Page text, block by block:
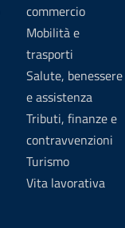
commercio
Mobilità e
trasporti
Salute, benessere
e assistenza
Tributi, finanze e
contravvenzioni
Turismo
Vita lavorativa